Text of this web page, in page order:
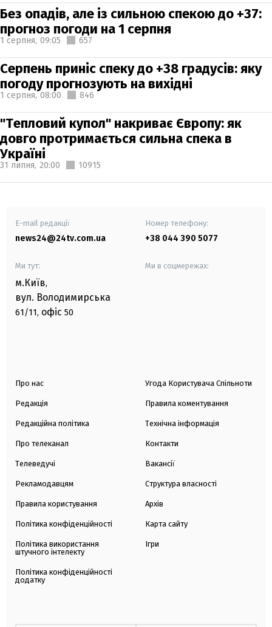
Без опадів, але із сильною спекою до +37:
прогноз погоди на 1 серпня
1 серпня, 09:05 657
Серпень приніс спеку до +38 градусів: яку
погоду прогнозують на вихідні
1 серпня, 08:00 846
"Тепловий купол" накриває Європу: як
довго протримається сильна спека в
Україні
31 липня, 20:00 10915
E-mail редакції
news24@24tv.com.ua
Номер телефону:
+38 044 390 5077
Ми тут:
м.Київ,
вул. Володимирська
61/11, офіс 50
Ми в соцмережах:
Про нас
Редакція
Редакційна політика
Про телеканал
Телеведучі
Рекламодавцям
Правила користування
Політика конфіденційності
Політика використання
штучного інтелекту
Політика конфіденційності
додатку
Угода Користувача Спільноти
Правила коментування
Технічна інформація
Контакти
Вакансії
Структура власності
Архів
Карта сайту
Ігри